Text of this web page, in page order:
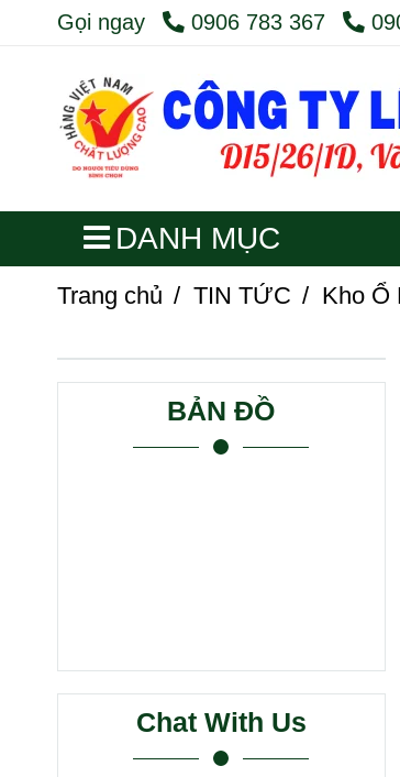
Gọi ngay 0906 783 367
DANH MỤC
Trang chủ / TIN TỨC / Kho Ổ
BẢN ĐỒ
Chat With Us